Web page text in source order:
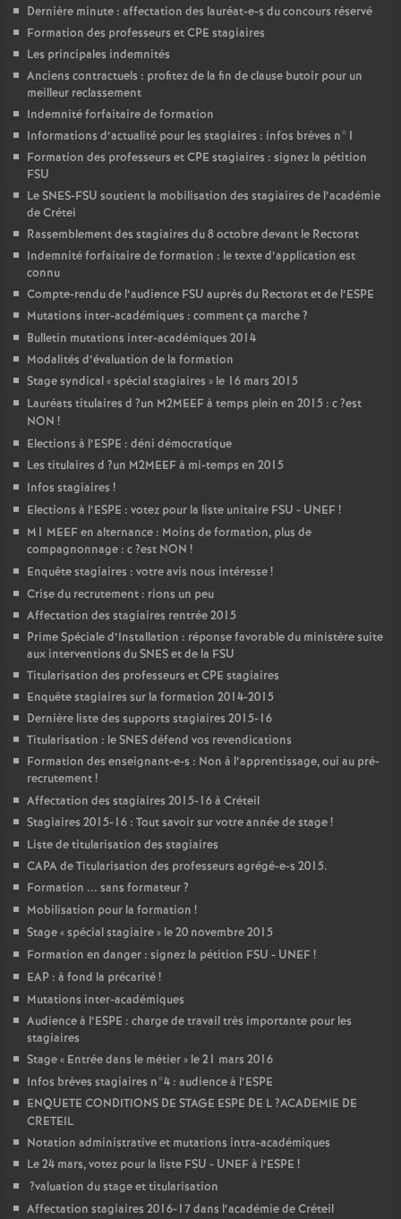
Dernière minute : affectation des lauréat-e-s du concours réservé
Formation des professeurs etCPE stagiaires
Les principales indemnités
Anciens contractuels : profitez de la fin de clause butoir pour un
meilleur reclassement
Indemnité forfaitaire de formation
Informations d’actualité pour les stagiaires : infos brèves n°1
Formation des professeurs etCPE stagiaires : signez la pétition
FSU
LeSNES-FSU soutient la mobilisation des stagiaires de l’académie
de Crétei
Rassemblement des stagiaires du 8 octobre devant le Rectorat
Indemnité forfaitaire de formation : le texte d’application est
connu
Compte-rendu de l’audience FSU auprès du Rectorat et de l’ESPE
Mutations inter-académiques : comment ça marche?
Bulletin mutations inter-académiques 2014
Modalités d’évaluation de la formation
Stage syndical «spécial stagiaires » le 16 mars 2015
Lauréats titulaires d ?un M2MEEFà temps plein en 2015 : c?est
NON !
Elections à l’ESPE : déni démocratique
Les titulaires d ?un M2MEEFà mi-temps en 2015
Infos stagiaires !
Elections à l’ESPE : votez pour la liste unitaire FSU - UNEF!
M1 MEEFen alternance : Moins de formation, plus de
compagnonnage : c?est NON !
Enquête stagiaires : votre avis nous intéresse!
Crise du recrutement : rions un peu
Affectation des stagiaires rentrée 2015
Prime Spéciale d’Installation : réponse favorable du ministère suite
aux interventions duSNESet de la FSU
Titularisation des professeurs etCPE stagiaires
Enquête stagiaires sur la formation 2014-2015
Dernière liste des supports stagiaires 2015-16
Titularisation : leSNESdéfend vos revendications
Formation des enseignant-e-s : Non à l’apprentissage, oui au pré-
recrutement!
Affectation des stagiaires 2015-16 à Créteil
Stagiaires 2015-16 : Tout savoir sur votre année de stage!
Liste de titularisation des stagiaires
CAPAde Titularisation des professeurs agrégé-e-s 2015.
Formation ... sans formateur?
Mobilisation pour la formation !
Stage «spécial stagiaire» le 20 novembre 2015
Formation en danger : signez la pétition FSU - UNEF!
EAP : à fond la précarité!
Mutations inter-académiques
Audience à l’ESPE : charge de travail très importante pour les
stagiaires
Stage « Entrée dans le métier» le 21 mars 2016
Infos brèves stagiaires n°4 : audience à l’ESPE
ENQUETE CONDITIONS DE STAGE ESPE DE L?ACADEMIE DE
CRETEIL
Notation administrative et mutations intra-académiques
Le 24 mars, votez pour la liste FSU - UNEFà l’ESPE !
?valuation du stage et titularisation
Affectation stagiaires 2016-17 dans l’académie de Créteil